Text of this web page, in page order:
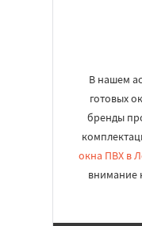
В нашем
готовых
бренды
окна ПВХ в
внимание